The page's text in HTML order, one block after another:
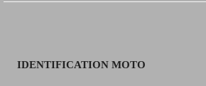
IDENTIFICATION MOTO